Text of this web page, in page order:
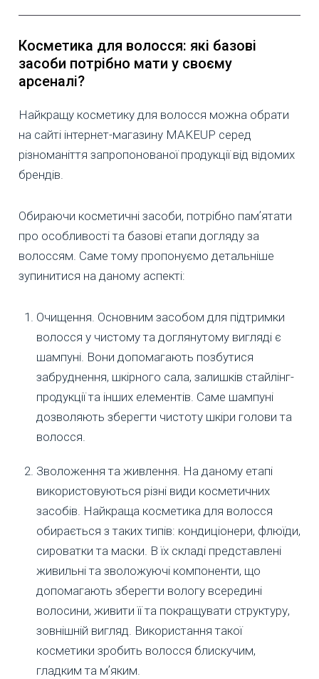
Косметика для волосся: які базові
засоби потрібно мати у своєму
арсеналі?
Найкращу косметику для волосся можна обрати
на сайті інтернет-магазину MAKEUP серед
різноманіття запропонованої продукції від відомих
брендів.
Обираючи косметичні засоби, потрібно памʼятати
про особливості та базові етапи догляду за
волоссям. Саме тому пропонуємо детальніше
зупинитися на даному аспекті:
Очищення. Основним засобом для підтримки
волосся у чистому та доглянутому вигляді є
шампуні. Вони допомагають позбутися
забруднення, шкірного сала, залишків стайлінг-
продукції та інших елементів. Саме шампуні
дозволяють зберегти чистоту шкіри голови та
волосся.
Зволоження та живлення. На даному етапі
використовуються різні види косметичних
засобів. Найкраща косметика для волосся
обирається з таких типів: кондиціонери, флюїди,
сироватки та маски. В їх складі представлені
живильні та зволожуючі компоненти, що
допомагають зберегти вологу всередині
волосини, живити її та покращувати структуру,
зовнішній вигляд. Використання такої
косметики зробить волосся блискучим,
гладким та мʼяким.